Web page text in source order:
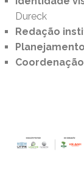
Dureck
Redação